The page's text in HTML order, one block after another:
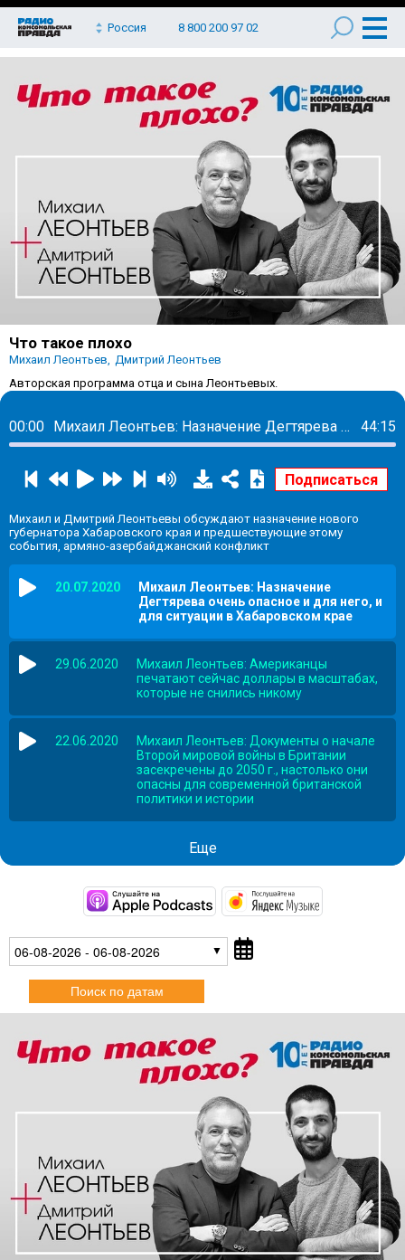
Россия 8 800 200 97 02
Что такое плохо
Михаил Леонтьев
Дмитрий Леонтьев
Авторская программа отца и сына Леонтьевых.
00:00 Михаил Леонтьев: Назначение Дегтярева очень опасное и для него, и для ситуации в Хабаровском крае 44:15
Михаил и Дмитрий Леонтьевы обсуждают назначение нового
губернатора Хабаровского края и предшествующие этому
события, армяно-азербайджанский конфликт
20.07.2020
Михаил Леонтьев: Назначение
Дегтярева очень опасное и для него, и
для ситуации в Хабаровском крае
29.06.2020
Михаил Леонтьев: Американцы
печатают сейчас доллары в масштабах,
которые не снились никому
22.06.2020
Михаил Леонтьев: Документы о начале
Второй мировой войны в Британии
засекречены до 2050 г., настолько они
опасны для современной британской
политики и истории
Еще
https:// https://
06-08-2026 - 06-08-2026
Поиск по датам